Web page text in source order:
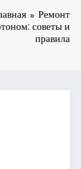
Ремонт
советы и
правила